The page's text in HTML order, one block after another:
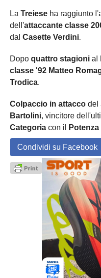
La Treiese ha raggiunto
dell'attaccante classe
dal Casette Verdini.
Dopo quattro stagioni al
classe '92 Matteo
Trodica.
Colpaccio in attacco del
Bartolini, vincitore
Categoria con il
Condividi su Facebook